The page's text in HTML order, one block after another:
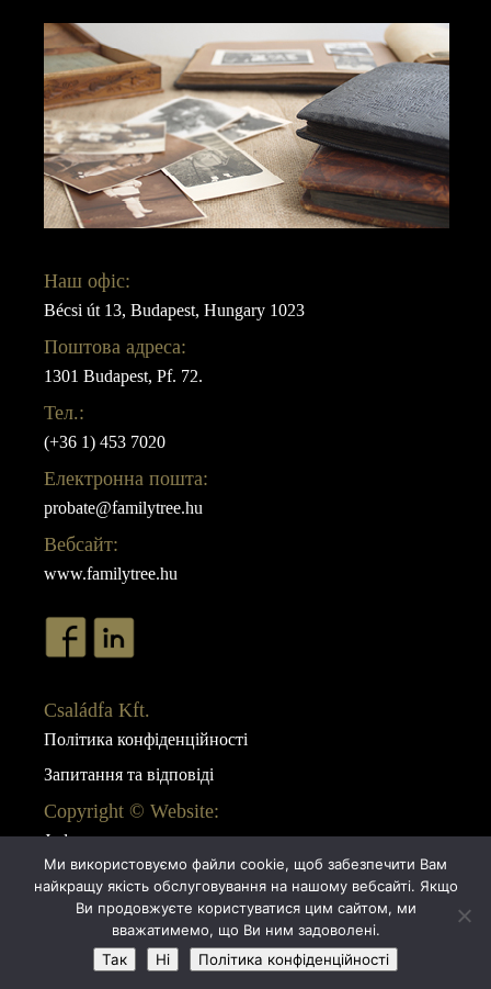
Наш офіс:
Bécsi út 13, Budapest, Hungary 1023
Поштова адреса:
1301 Budapest, Pf. 72.
Тел.:
(+36 1) 453 7020
Електронна пошта:
probate@familytree.hu
Вебсайт:
www.familytree.hu
Családfa Kft.
Політика конфіденційності
Запитання та відповіді
Copyright © Website:
Juda
Webdesign:
AB Design
Ми використовуємо файли cookie, щоб забезпечити Вам
найкращу якість обслуговування на нашому вебсайті. Якщо
Ви продовжуєте користуватися цим сайтом, ми
вважатимемо, що Ви ним задоволені.
Так
Hi Політика конфіденційності